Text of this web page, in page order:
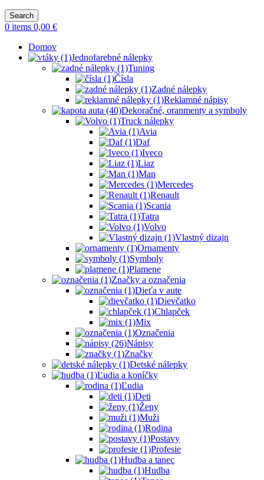
Search
0 items 0,00 €
Domov
Jednofarebné nálepky
Tuning
Čísla
Zadné nálepky
Reklamné nápisy
Dekoračné, oranmenty a symboly
Truck nálepky
Avia
Daf
Iveco
Liaz
Man
Mercedes
Renault
Scania
Tatra
Volvo
Vlastný dizajn
Ornamenty
Symboly
Plamene
Značky a označenia
Dieťa v aute
Dievčatko
Chlapček
Mix
Označenia
Nápisy
Značky
Detské nálepky
Ľudia a koníčky
Ľudia
Deti
Ženy
Muži
Rodina
Postavy
Profesie
Hudba a tanec
Hudba